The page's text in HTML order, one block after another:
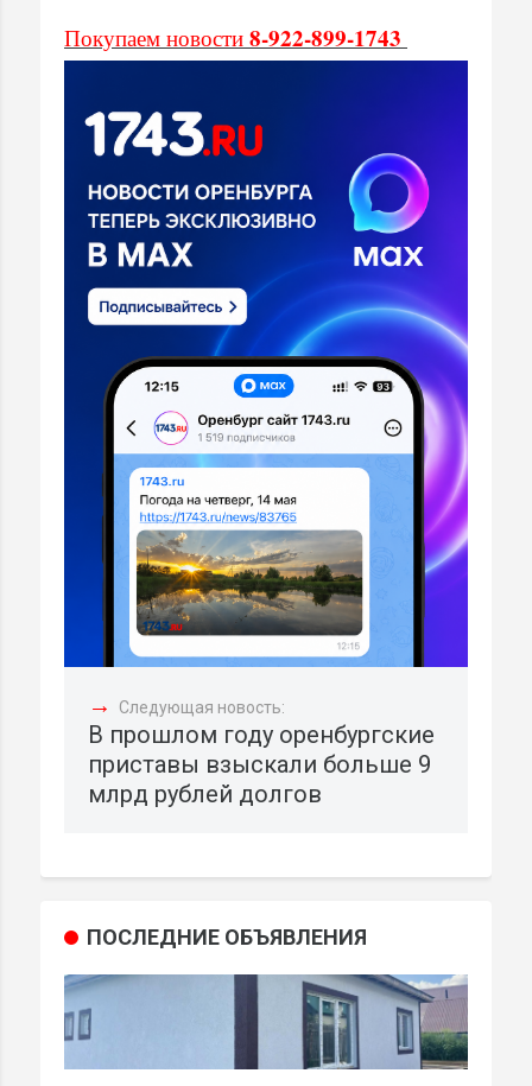
Покупаем новости 8-922-899-1743
→ Следующая новость:
В прошлом году оренбургские
приставы взыскали больше 9
млрд рублей долгов
ПОСЛЕДНИЕ ОБЪЯВЛЕНИЯ